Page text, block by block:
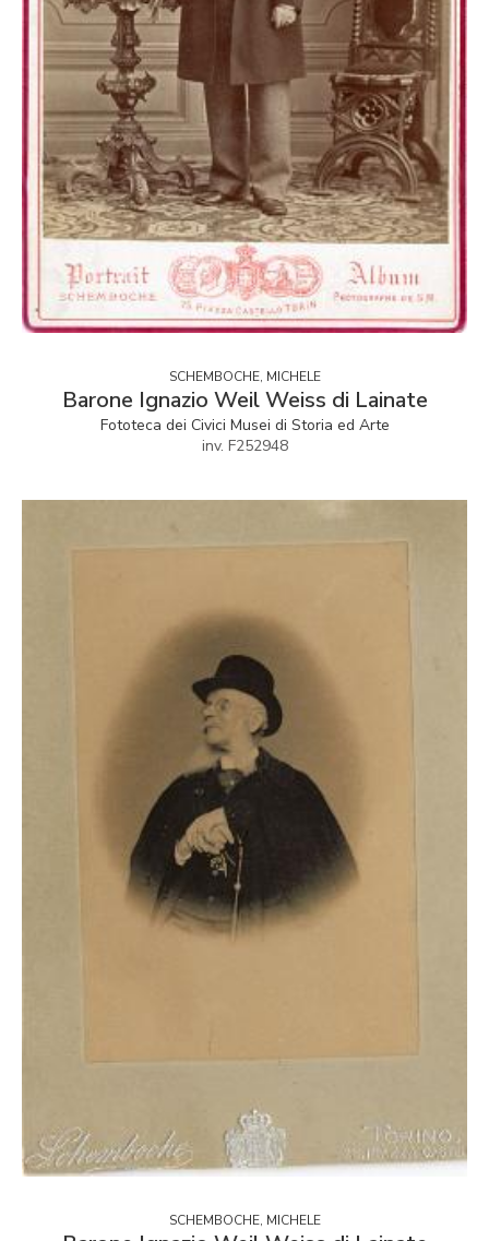
SCHEMBOCHE, MICHELE
Barone Ignazio Weil Weiss di Lainate
Fototeca dei Civici Musei di Storia ed Arte
inv. F252948
SCHEMBOCHE, MICHELE